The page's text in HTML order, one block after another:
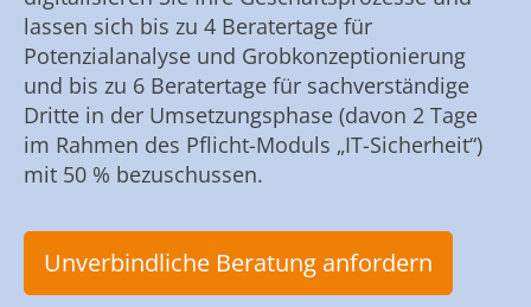
lassen sich bis zu 4 Beratertage für
Potenzialanalyse und Grobkonzeptionierung
und bis zu 6 Beratertage für sachverständige
Dritte in der Umsetzungsphase (davon 2 Tage
im Rahmen des Pflicht-Moduls „IT-Sicherheit“)
mit 50 % bezuschussen.
Unverbindliche Beratung anfordern